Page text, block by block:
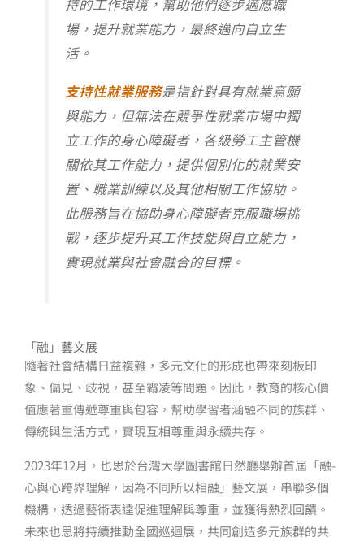
持的工作環境，幫助他們逐步適應職
場，提升就業能力，最終邁向自立生
活。
支持性就業服務是指針對具有就業意願
與能力，但無法在競爭性就業市場中獨
立工作的身心障礙者，各級勞工主管機
關依其工作能力，提供個別化的就業安
置、職業訓練以及其他相關工作協助。
此服務旨在協助身心障礙者克服職場挑
戰，逐步提升其工作技能與自立能力，
實現就業與社會融合的目標。
「融」藝文展
隨著社會結構日益複雜，多元文化的形成也帶來刻板印
象、偏見、歧視，甚至霸凌等問題。因此，教育的核心價
值應著重傳遞尊重與包容，幫助學習者涵融不同的族群、
傳統與生活方式，實現互相尊重與永續共存。
2023年12月，也思於台灣大學圖書館日然廳舉辦首屆「融-
心與心跨界理解，因為不同所以相融」藝文展，串聯多個
機構，透過藝術表達促進理解與尊重，並獲得熱烈回饋。
未來也思將持續推動全國巡迴展，共同創造多元族群的共